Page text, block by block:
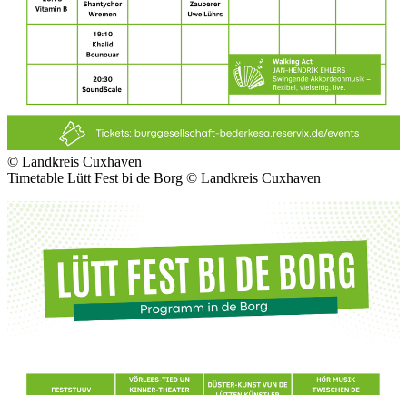
© Landkreis Cuxhaven
Timetable Lütt Fest bi de Borg © Landkreis Cuxhaven